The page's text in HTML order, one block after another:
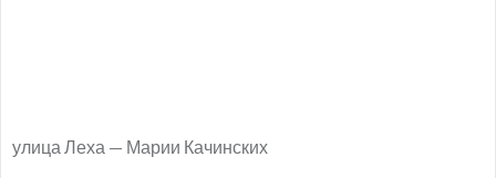
улица Леха — Марии Качинских